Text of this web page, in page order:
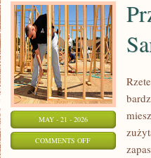
MAY - 21 - 2026
COMMENTS OFFON